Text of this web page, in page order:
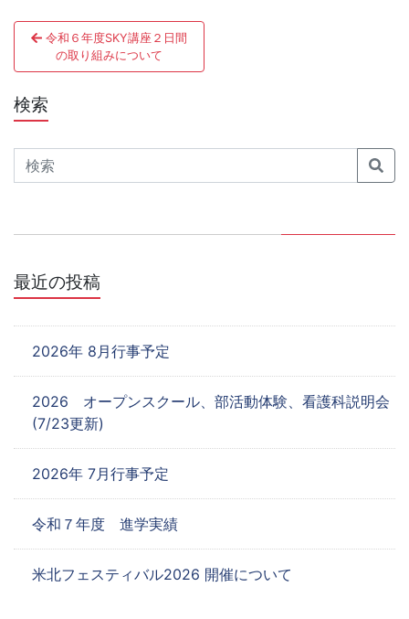
投
稿
ナ
ビ
ゲ
ー
シ
ン
令和６年度SKY講座２日間
の取り組みについて
検索
Search
最近の投稿
2026年 8月行事予定
2026 オープンスクール、部活動体験、看護科説明会
(7/23更新)
2026年 7月行事予定
令和７年度 進学実績
米北フェスティバル2026 開催について